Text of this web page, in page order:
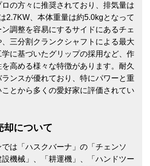
の方々に推奨されており、排気量は
2.7KW、本体重量は約5.0kgとなって
調整を容易にするサイドにあるチェ
三分割クランクシャフトによる最大
に基づいたグリップの採用など、作
高める様々な特徴があります​​。耐久
ンスが優れており、特にパワーと重
とから多くの愛好家に評価されてい
却について
では「ハスクバーナ」の「チェンソ
機械」、「耕運機」、「ハンドツー